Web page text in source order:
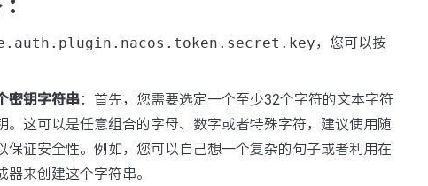
，您可以按
密钥字符串：首先，您需要选定一个至少32个字符的文本字符
。这可以是任意组合的字母、数字或者特殊字符，建议使用随
保证安全性。例如，您可以自己想一个复杂的句子或者利用在
器来创建这个字符串。